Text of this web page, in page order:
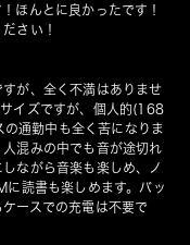
ほんとに良かったです！
さい！
が、全く不満はありませ
イズですが、個人的(168
通勤中も全く苦になりま
混みの中でも音が途切れ
ながら音楽も楽しめ、ノ
に読書も楽しめます。バッ
ースでの充電は不要で